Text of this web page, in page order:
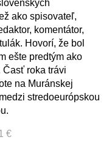
ako spisovateľ,
komentátor,
Hovorí, že bol
ešte predtým ako
Časť roka trávi
na Muránskej
stredoeurópskou
€